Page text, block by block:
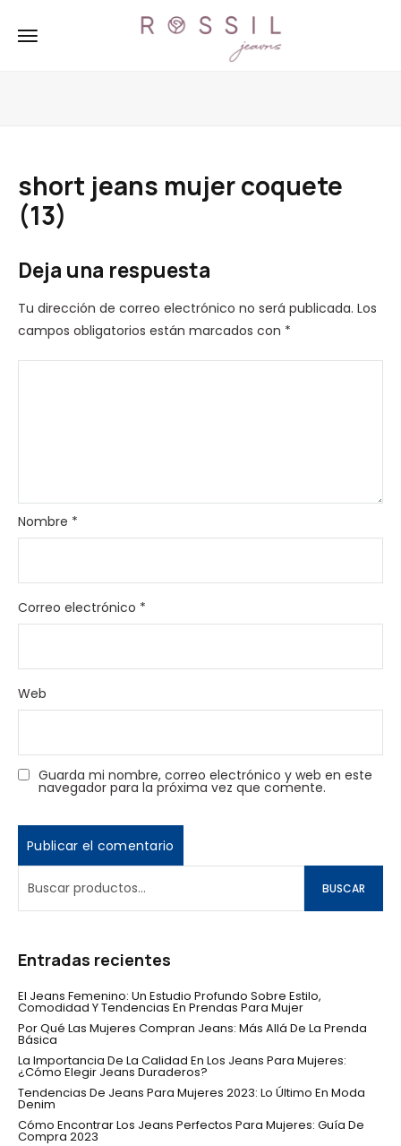
short jeans mujer coquete
(13)
Deja una respuesta
Tu dirección de correo electrónico no será publicada. Los
campos obligatorios están marcados con *
Nombre *
Correo electrónico *
Web
Guarda mi nombre, correo electrónico y web en este
navegador para la próxima vez que comente.
BUSCAR
Entradas recientes
El Jeans Femenino: Un Estudio Profundo Sobre Estilo,
Comodidad Y Tendencias En Prendas Para Mujer
Por Qué Las Mujeres Compran Jeans: Más Allá De La Prenda
Básica
La Importancia De La Calidad En Los Jeans Para Mujeres:
¿Cómo Elegir Jeans Duraderos?
Tendencias De Jeans Para Mujeres 2023: Lo Último En Moda
Denim
Cómo Encontrar Los Jeans Perfectos Para Mujeres: Guía De
Compra 2023